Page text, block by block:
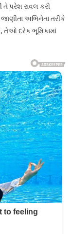
તે પરેશ રાવલ કરી
અભિનેતા તરીકે
તેઓ દરેક ભૂમિકામાં